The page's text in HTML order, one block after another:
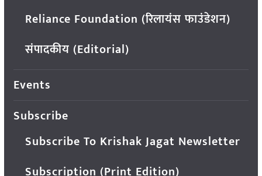
Reliance Foundation (रिलायंस फाउंडेशन)
संपादकीय (Editorial)
Events
Subscribe
Subscribe To Krishak Jagat Newsletter